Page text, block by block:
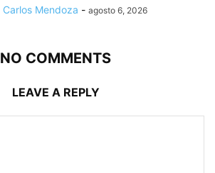
Carlos Mendoza - agosto 6, 2026
NO COMMENTS
LEAVE A REPLY